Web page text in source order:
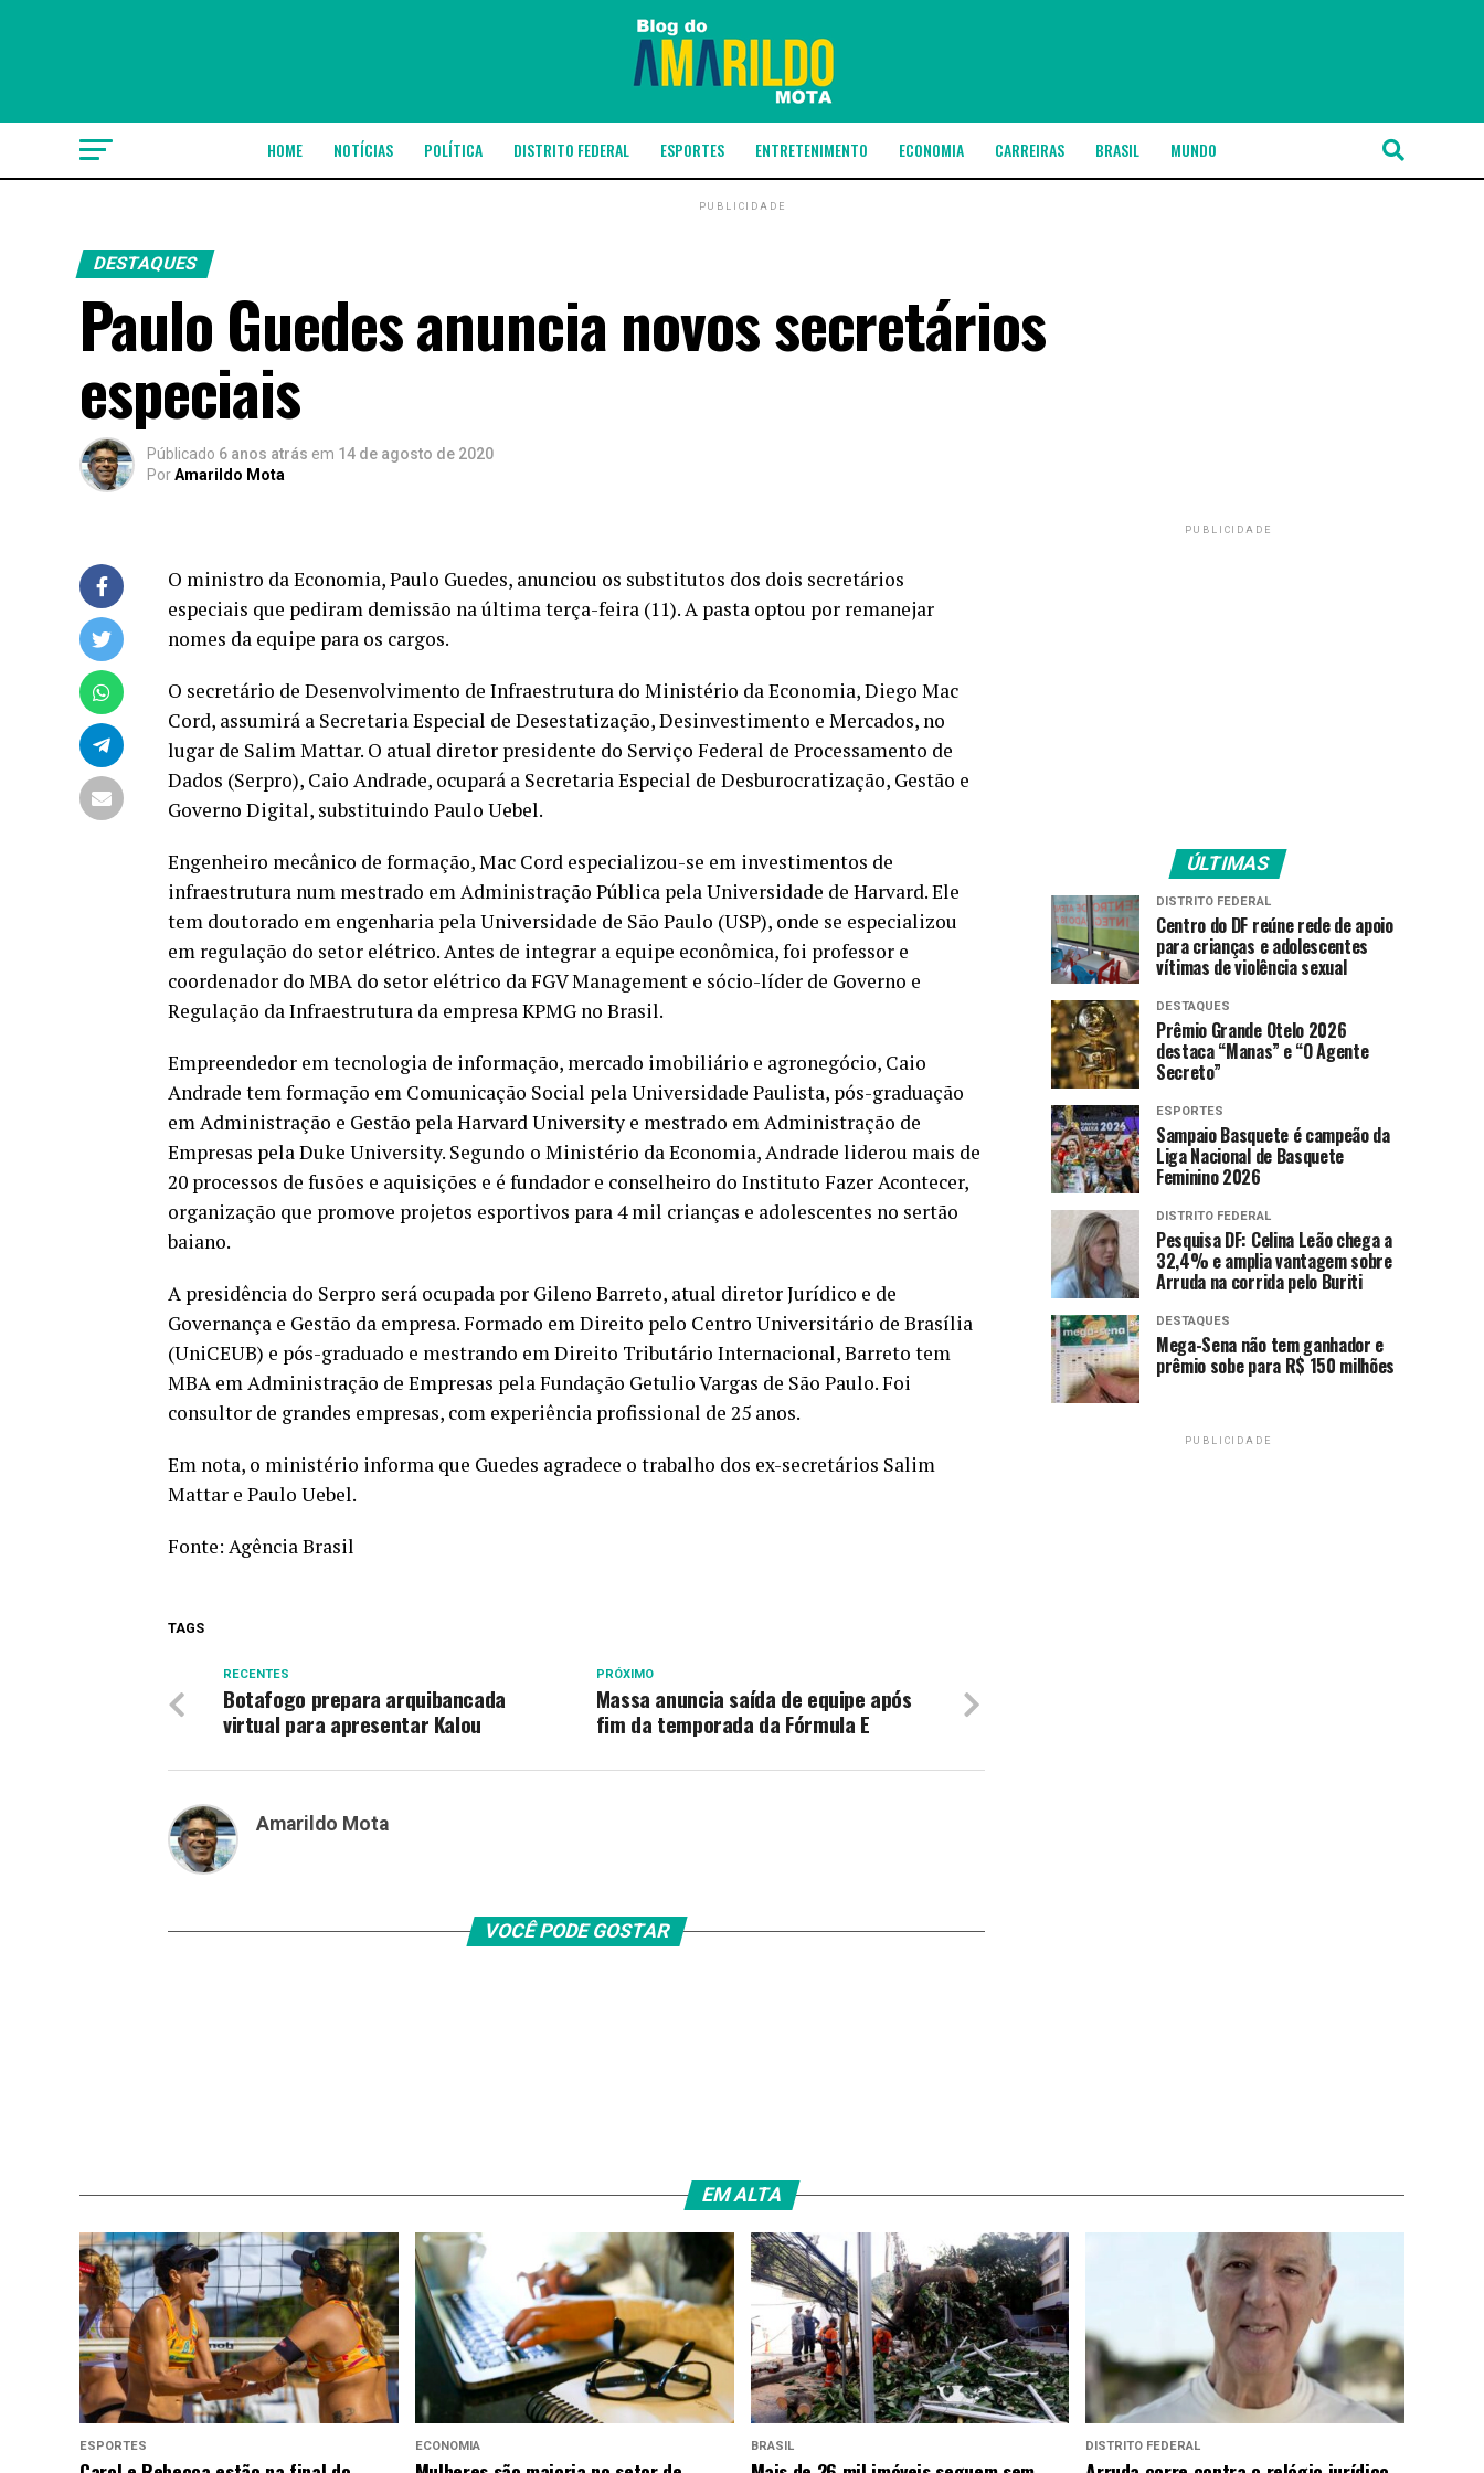
HOME NOTÍCIAS POLÍTICA DISTRITO FEDERAL ESPORTES ENTRETENIMENTO ECONOMIA CARREIRAS BRASIL MUNDO
PUBLICIDADE
DESTAQUES
Paulo Guedes anuncia novos secretários
especiais
Públicado 6 anos atrás em 14 de agosto de 2020
PorAmarildo Mota
O ministro da Economia, Paulo Guedes, anunciou os substitutos dos dois secretários
especiais que pediram demissão na última terça-feira (11). A pasta optou por remanejar
nomes da equipe para os cargos.
O secretário de Desenvolvimento de Infraestrutura do Ministério da Economia, Diego Mac
Cord, assumirá a Secretaria Especial de Desestatização, Desinvestimento e Mercados, no
lugar de Salim Mattar. O atual diretor presidente do Serviço Federal de Processamento de
Dados (Serpro), Caio Andrade, ocupará a Secretaria Especial de Desburocratização, Gestão e
Governo Digital, substituindo Paulo Uebel.
Engenheiro mecânico de formação, Mac Cord especializou-se em investimentos de
infraestrutura num mestrado em Administração Pública pela Universidade de Harvard. Ele
tem doutorado em engenharia pela Universidade de São Paulo (USP), onde se especializou
em regulação do setor elétrico. Antes de integrar a equipe econômica, foi professor e
coordenador do MBA do setor elétrico da FGV Management e sócio-líder de Governo e
Regulação da Infraestrutura da empresa KPMG no Brasil.
Empreendedor em tecnologia de informação, mercado imobiliário e agronegócio, Caio
Andrade tem formação em Comunicação Social pela Universidade Paulista, pós-graduação
em Administração e Gestão pela Harvard University e mestrado em Administração de
Empresas pela Duke University. Segundo o Ministério da Economia, Andrade liderou mais de
20 processos de fusões e aquisições e é fundador e conselheiro do Instituto Fazer Acontecer,
organização que promove projetos esportivos para 4 mil crianças e adolescentes no sertão
baiano.
A presidência do Serpro será ocupada por Gileno Barreto, atual diretor Jurídico e de
Governança e Gestão da empresa. Formado em Direito pelo Centro Universitário de Brasília
(UniCEUB) e pós-graduado e mestrando em Direito Tributário Internacional, Barreto tem
MBA em Administração de Empresas pela Fundação Getulio Vargas de São Paulo. Foi
consultor de grandes empresas, com experiência profissional de 25 anos.
Em nota, o ministério informa que Guedes agradece o trabalho dos ex-secretários Salim
Mattar e Paulo Uebel.
Fonte: Agência Brasil
TAGS
PRÓXIMO
Massa anuncia saída de equipe após
fim da temporada da Fórmula E
RECENTES
Botafogo prepara arquibancada
virtual para apresentar Kalou
Amarildo Mota
VOCÊ PODE GOSTAR
PUBLICIDADE
ÚLTIMAS
DISTRITO FEDERAL
Centro do DF reúne rede de apoio
para crianças e adolescentes
vítimas de violência sexual
DESTAQUES
Prêmio Grande Otelo 2026
destaca “Manas” e “O Agente
Secreto”
ESPORTES
Sampaio Basquete é campeão da
Liga Nacional de Basquete
Feminino 2026
DISTRITO FEDERAL
Pesquisa DF: Celina Leão chega a
32,4% e amplia vantagem sobre
Arruda na corrida pelo Buriti
DESTAQUES
Mega-Sena não tem ganhador e
prêmio sobe para R$ 150 milhões
PUBLICIDADE
EM ALTA
ESPORTES ECONOMIA BRASIL DISTRITO FEDERAL